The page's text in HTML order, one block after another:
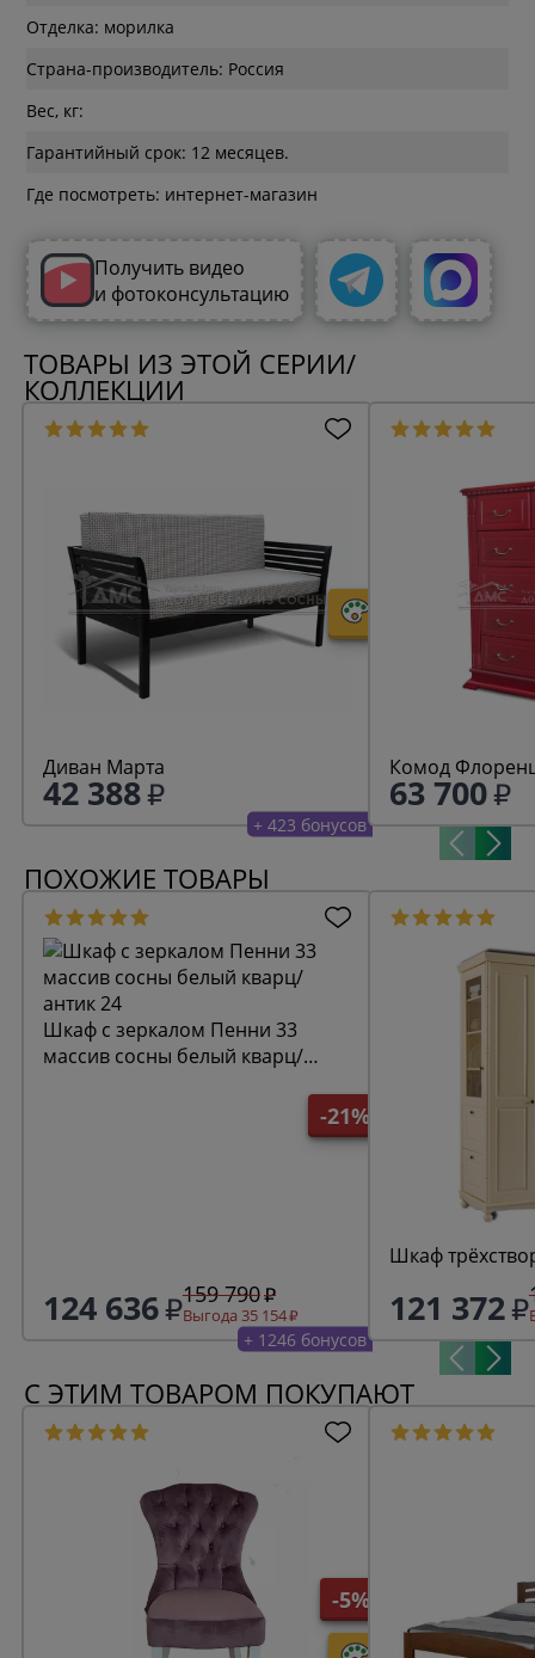
Отделка: морилка
Страна-производитель: Россия
Вес, кг:
Гарантийный срок: 12 месяцев.
Где посмотреть: интернет-магазин
Получить видео
и фотоконсультацию
ТОВАРЫ ИЗ ЭТОЙ СЕРИИ/
КОЛЛЕКЦИИ
Диван Марта
42 388
+ 423 бонусов
Комод
63 700
ПОХОЖИЕ ТОВАРЫ
-21%
Шкаф с зеркалом Пенни 33
массив сосны белый кварц/
124 636 159 790
Выгода 35 154
+ 1246 бонусов
Шкаф
121 372
С ЭТИМ ТОВАРОМ ПОКУПАЮТ
-5%